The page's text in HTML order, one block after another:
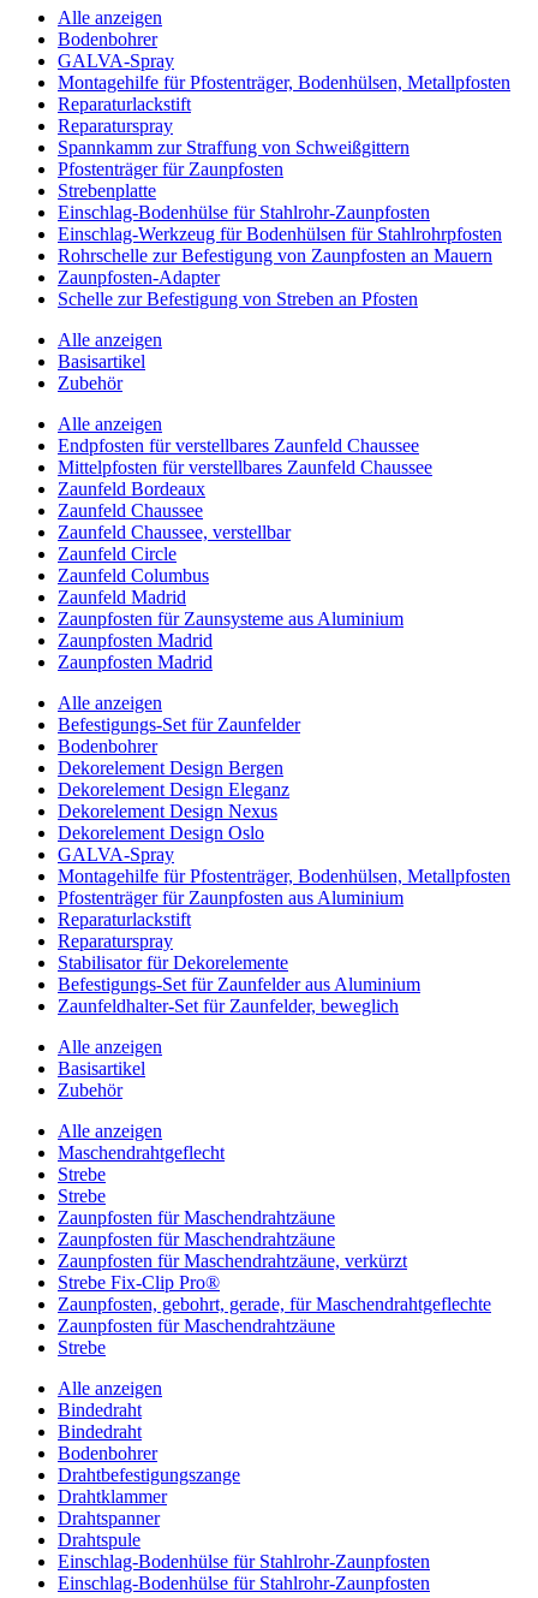
Alle anzeigen
Bodenbohrer
GALVA-Spray
Montagehilfe für Pfostenträger, Bodenhülsen, Metallpfosten
Reparaturlackstift
Reparaturspray
Spannkamm zur Straffung von Schweißgittern
Pfostenträger für Zaunpfosten
Strebenplatte
Einschlag-Bodenhülse für Stahlrohr-Zaunpfosten
Einschlag-Werkzeug für Bodenhülsen für Stahlrohrpfosten
Rohrschelle zur Befestigung von Zaunpfosten an Mauern
Zaunpfosten-Adapter
Schelle zur Befestigung von Streben an Pfosten
Alle anzeigen
Basisartikel
Zubehör
Alle anzeigen
Endpfosten für verstellbares Zaunfeld Chaussee
Mittelpfosten für verstellbares Zaunfeld Chaussee
Zaunfeld Bordeaux
Zaunfeld Chaussee
Zaunfeld Chaussee, verstellbar
Zaunfeld Circle
Zaunfeld Columbus
Zaunfeld Madrid
Zaunpfosten für Zaunsysteme aus Aluminium
Zaunpfosten Madrid
Zaunpfosten Madrid
Alle anzeigen
Befestigungs-Set für Zaunfelder
Bodenbohrer
Dekorelement Design Bergen
Dekorelement Design Eleganz
Dekorelement Design Nexus
Dekorelement Design Oslo
GALVA-Spray
Montagehilfe für Pfostenträger, Bodenhülsen, Metallpfosten
Pfostenträger für Zaunpfosten aus Aluminium
Reparaturlackstift
Reparaturspray
Stabilisator für Dekorelemente
Befestigungs-Set für Zaunfelder aus Aluminium
Zaunfeldhalter-Set für Zaunfelder, beweglich
Alle anzeigen
Basisartikel
Zubehör
Alle anzeigen
Maschendrahtgeflecht
Strebe
Strebe
Zaunpfosten für Maschendrahtzäune
Zaunpfosten für Maschendrahtzäune
Zaunpfosten für Maschendrahtzäune, verkürzt
Strebe Fix-Clip Pro®
Zaunpfosten, gebohrt, gerade, für Maschendrahtgeflechte
Zaunpfosten für Maschendrahtzäune
Strebe
Alle anzeigen
Bindedraht
Bindedraht
Bodenbohrer
Drahtbefestigungszange
Drahtklammer
Drahtspanner
Drahtspule
Einschlag-Bodenhülse für Stahlrohr-Zaunpfosten
Einschlag-Bodenhülse für Stahlrohr-Zaunpfosten